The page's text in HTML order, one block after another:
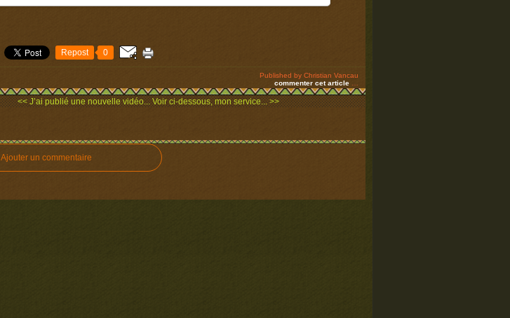
Repost 0
Published by Christian Vancau
commenter cet article
<< J’ai publié une nouvelle vidéo... Voir ci-dessous, mon service... >>
Ajouter un commentaire